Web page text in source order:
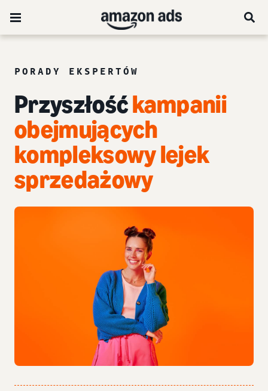
PORADY EKSPERTÓW
Przyszłośćkampanii
obejmujących
kompleksowy lejek
sprzedażowy